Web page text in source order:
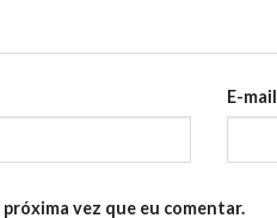
E-mail
vez que eu comentar.